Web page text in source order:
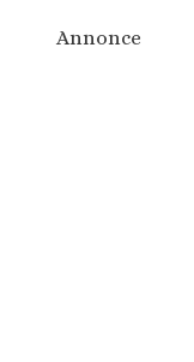
Annonce